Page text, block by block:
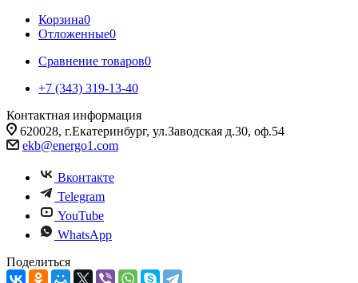
Корзина0
Отложенные0
Сравнение товаров0
+7 (343) 319-13-40
Контактная информация
620028, г.Екатеринбург, ул.Заводская д.30, оф.54
ekb@energo1.com
Вконтакте
Telegram
YouTube
WhatsApp
Поделиться